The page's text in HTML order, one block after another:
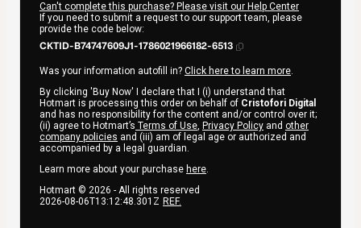
Can't complete this purchase? Please visit our Help Center
If you need to submit a request to our support team, please
provide the code below:
CKTID-B74747609J1-1786021966182-6513
Was your information autofill in? Click here to learn more.
By clicking 'Buy Now' I declare that I (i) understand that
Hotmart is processing this order on behalf of Cristofori Digital
and has no responsibility for the content and/or control over it;
(ii) agree to Hotmart’s Terms of Use, Privacy Policy and other
company policies and (iii) am of legal age or authorized and
accompanied by a legal guardian.
Learn more about your purchase here.
Hotmart © 2026 - All rights reserved
2026-08-06T13:12:48.301Z REF.